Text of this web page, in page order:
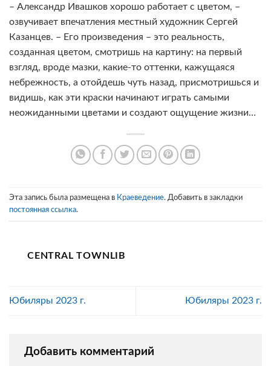
– Александр Ивашков хорошо работает с цветом, –
озвучивает впечатления местный художник Сергей
Казанцев. – Его произведения – это реальность,
созданная цветом, смотришь на картину: на первый
взгляд, вроде мазки, какие-то оттенки, кажущаяся
небрежность, а отойдешь чуть назад, присмотришься и
видишь, как эти краски начинают играть самыми
неожиданными цветами и создают ощущение жизни…
Эта запись была размещена в Краеведение. Добавить в закладки
постоянная ссылка.
CENTRAL TOWNLIB
Юбиляры 2023 г. Юбиляры 2023 г.
Добавить комментарий